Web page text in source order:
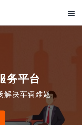

务平台
解决车辆难题